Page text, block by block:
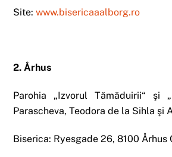
Site:www.bisericaaalborg.ro
2. Århus
Parohia „Izvorul Tămăduirii“ şi
Parascheva, Teodora de la Sihla şi
Biserica: Ryesgade 26, 8100 Århus